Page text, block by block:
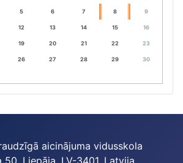
5 6 7 8 9
12 13 14 15 16
19 20 21 22 23
26 27 28 29 30
aicinājuma vidusskola